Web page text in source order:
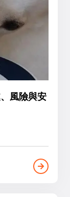
風險與安